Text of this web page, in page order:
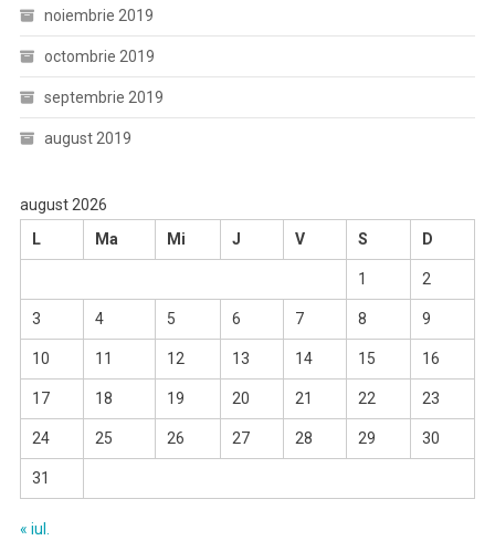
noiembrie 2019
octombrie 2019
septembrie 2019
august 2019
august 2026
L
Ma Mi J V S D
1 2
3 4 5 6 7 8 9
10 11 12 13 14 15 16
17 18 19 20 21 22 23
24 25 26 27 28 29 30
31
« iul.